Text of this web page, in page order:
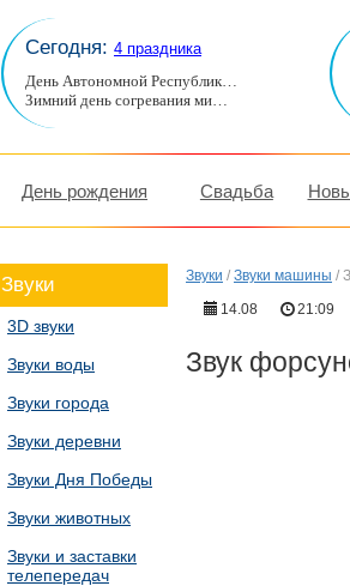
Сегодня: 4 праздника
День Автономной Республик…
Зимний день согревания ми…
День рождения Свадьба
Звуки
3D звуки
Звуки воды
Звуки города
Звуки деревни
Звуки Дня Победы
Звуки животных
Звуки и заставки
телепередач
Звуки / Звуки машины /
14.08
21:09
Звук